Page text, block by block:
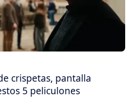
crispetas, pantalla
5 peliculones